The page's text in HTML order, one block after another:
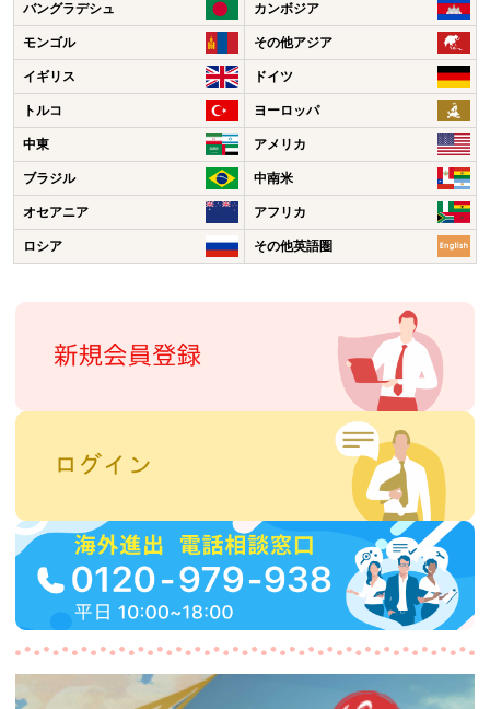
バングラデシュ カンボジア
モンゴル その他アジア
イギリス ドイツ
トルコ ヨーロッパ
中東 アメリカ
ブラジル 中南米
オセアニア アフリカ
ロシア その他英語圏